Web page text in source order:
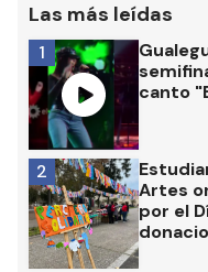
Las más leídas
canto
1
Artes
por el
2